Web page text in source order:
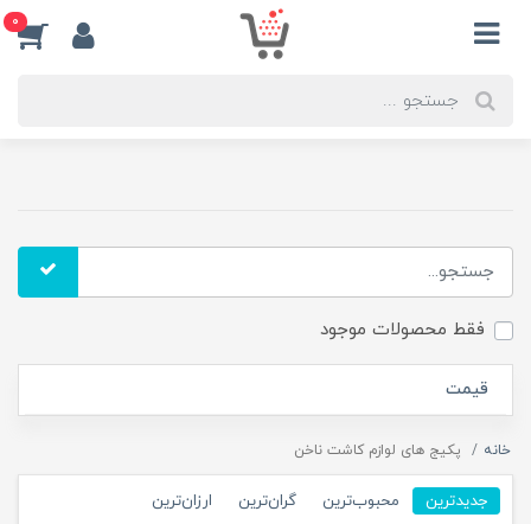
0
فقط محصولات موجود
قیمت
خانه پکیج های لوازم کاشت ناخن
جدیدترین محبوب‌ترین گران‌ترین ارزان‌ترین